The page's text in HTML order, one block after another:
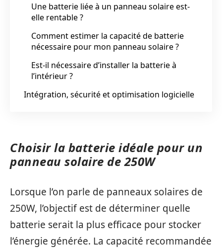
Une batterie liée à un panneau solaire est-
elle rentable ?
Comment estimer la capacité de batterie
nécessaire pour mon panneau solaire ?
Est-il nécessaire d’installer la batterie à
l’intérieur ?
Intégration, sécurité et optimisation logicielle
Choisir la batterie idéale pour un
panneau solaire de 250W
Lorsque l’on parle de panneaux solaires de
250W, l’objectif est de déterminer quelle
batterie serait la plus efficace pour stocker
l’énergie générée. La capacité recommandée